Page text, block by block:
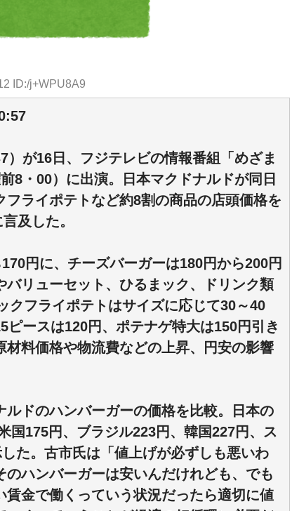
ID:/j+WPU8A9
が16日、フジテレビの情報番組「めざま
8・00）に出演。日本マクドナルドが同日
ライポテトなど約8割の商品の店頭価格を
及した。
円に、チーズバーガーは180円から200円
バリューセット、ひるまック、ドリンク類
クフライポテトはサイズに応じて30～40
ピースは120円、ポテナゲ特大は150円引き
材料価格や物流費などの上昇、円安の影響
ドのハンバーガーの価格を比較。日本の
国175円、ブラジル223円、韓国227円、ス
た。古市氏は「値上げが必ずしも悪いわ
ハンバーガーは安いんだけれども、でも
賃金で働くっていう状況だったら適切に値